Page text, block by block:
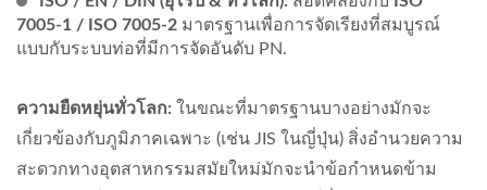
7005-1 / ISO 7005-2 มาตรฐานเพื่อการจัดเรียงที่สมบูรณ์
แบบกับระบบท่อที่มีการจัดอันดับ PN.
ความยืดหยุ่นทั่วโลก: ในขณะที่มาตรฐานบางอย่างมักจะ
เกี่ยวข้องกับภูมิภาคเฉพาะ (เช่น JIS ในญี่ปุ่น) สิ่งอำนวยความ
สะดวกทางอุตสาหกรรมสมัยใหม่มักจะนำข้อกำหนดข้าม